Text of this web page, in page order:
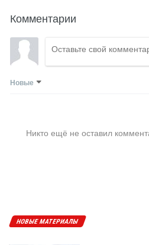
Комментарии
Новые
Никто ещё не оставил
НОВЫЕ МАТЕРИАЛЫ